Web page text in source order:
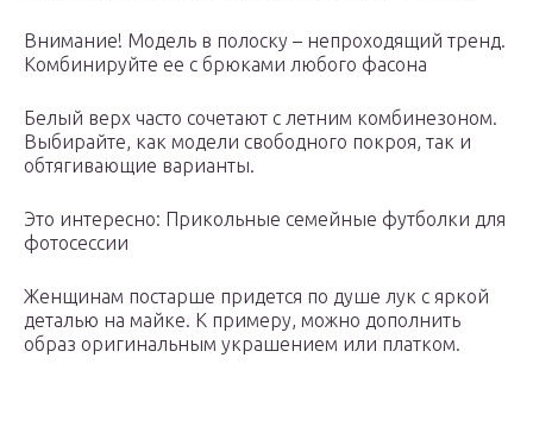
Внимание! Модель в полоску – непроходящий тренд.
Комбинируйте ее с брюками любого фасона
Белый верх часто сочетают с летним комбинезоном.
Выбирайте, как модели свободного покроя, так и
обтягивающие варианты.
Это интересно: Прикольные семейные футболки для
фотосессии
Женщинам постарше придется по душе лук с яркой
деталью на майке. К примеру, можно дополнить
образ оригинальным украшением или платком.